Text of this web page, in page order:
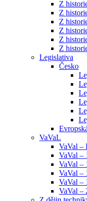
Z
Z
Z
Z
Z
Z
Legislativa
Česko
VaVaL
VaVal –
VaVal –
VaVal –
VaVal –
VaVal –
VaVal –